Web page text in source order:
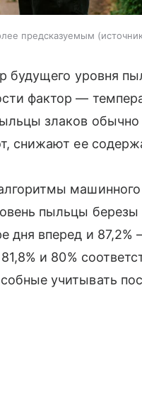
предсказуемым
будущего уровня
фактор —
злаков обычно
снижают ее
пыльцы березы
вперед и 87,2%
и 80%
учитывать